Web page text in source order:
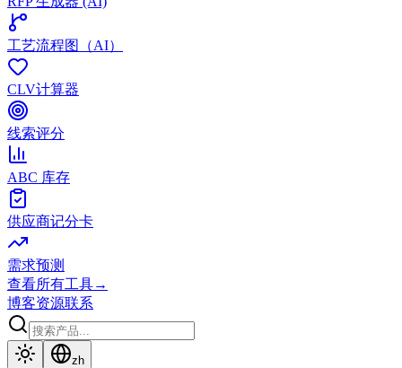
工艺流程图（AI）
CLV计算器
线索评分
ABC 库存
供应商记分卡
需求预测
查看所有工具→
博客资源联系
zh